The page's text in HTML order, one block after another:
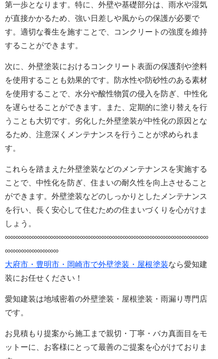
第一歩となります。特に、外壁や基礎部分は、雨水や湿気
が直接かかるため、強い日差しや風からの保護が必要で
す。適切な養生を施すことで、コンクリートの強度を維持
することができます。
次に、 外壁塗装における コンクリート表面の保護剤や塗料
を使用することも効果的です。防水性や防砂性のある素材
を使用することで、水分や酸性物質の侵入を防ぎ、中性化
を遅らせることができます。また、定期的に塗り替えを行
うことも大切です。劣化した外壁塗装が中性化の原因とな
るため、注意深くメンテナンスを行うことが求められま
す。
これらを踏まえた外壁塗装などの メンテナンスを実施する
ことで、中性化を防ぎ、住まいの耐久性を向上させること
ができます。 外壁塗装などのしっかりとしたメンテナンス
を行い、長く安心して住むための住まいづくりを心がけま
しょう。
∞∞∞∞∞∞∞∞∞∞∞∞∞∞∞∞∞∞∞∞∞∞∞∞∞∞∞∞∞∞∞∞∞∞∞∞∞∞
∞∞∞∞∞∞∞∞∞∞
大府市・豊明市・岡崎市で外壁塗装・屋根塗装なら愛知建
装にお任せください！
愛知建装は地域密着の外壁塗装・屋根塗装・雨漏り専門店
です。
お見積もり提案から施工まで親切・丁寧・バカ真面目をモ
ットーに、お客様にとって最善のご提案を心がけておりま